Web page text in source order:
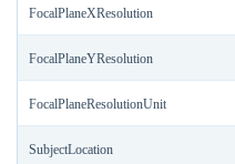
FocalPlaneXResolution
FocalPlaneYResolution
FocalPlaneResolutionUnit
SubjectLocation